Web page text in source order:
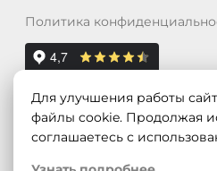
Политика
Для улучшения работы
файлы cookie. Продолжая
соглашаетесь с